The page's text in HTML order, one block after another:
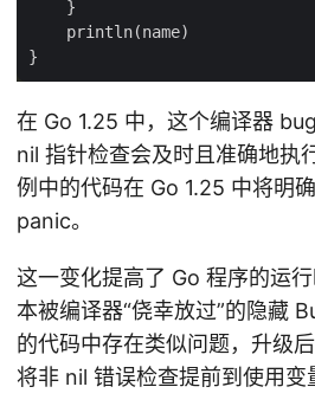
在 Go 1.25 中，这个编译器
nil 指针检查会及时且准确地执
例中的代码在 Go 1.25 中将明
panic。
这一变化提高了 Go 程序的运
本被编译器“侥幸放过”的隐藏
的代码中存在类似问题，升级
将非 nil 错误检查提前到使用变